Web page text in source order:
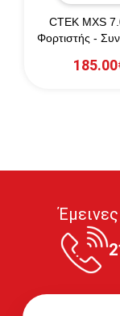
CTEK MXS
Φορτιστής -